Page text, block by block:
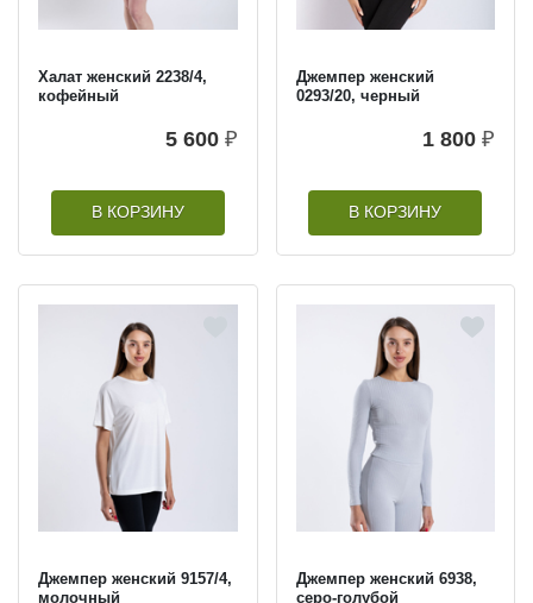
Халат женский 2238/4,
кофейный
5 600 ₽
В КОРЗИНУ
Джемпер женский
0293/20, черный
1 800 ₽
В КОРЗИНУ
Джемпер женский 9157/4,
молочный
Джемпер женский 6938,
серо-голубой